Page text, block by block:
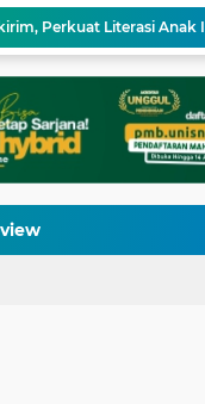
Perkuat Literasi Anak
190 Asesor dan 64 TUK